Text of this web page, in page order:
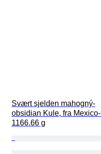
Svært sjelden mahogný-
obsidian Kule, fra Mexico-
1166.66 g